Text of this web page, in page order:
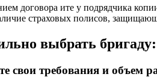
договора ите у подрядчика
страховых полисов,
выбрать
свои требования и объем